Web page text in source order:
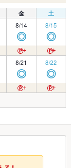
金 土
8/14
◎
8/15
◎
8/21
◎
8/22
◎
◎ ◎
9/4 9/5